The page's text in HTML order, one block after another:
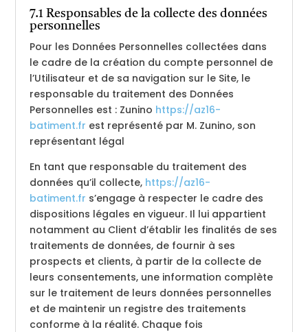
7.1 Responsables de la collecte des données
personnelles
Pour les Données Personnelles collectées dans
le cadre de la création du compte personnel de
l’Utilisateur et de sa navigation sur le Site, le
responsable du traitement des Données
Personnelles est : Zunino https://az16-
batiment.fr est représenté par M. Zunino, son
représentant légal
En tant que responsable du traitement des
données qu’il collecte, https://az16-
batiment.fr s’engage à respecter le cadre des
dispositions légales en vigueur. Il lui appartient
notamment au Client d’établir les finalités de ses
traitements de données, de fournir à ses
prospects et clients, à partir de la collecte de
leurs consentements, une information complète
sur le traitement de leurs données personnelles
et de maintenir un registre des traitements
conforme à la réalité. Chaque fois